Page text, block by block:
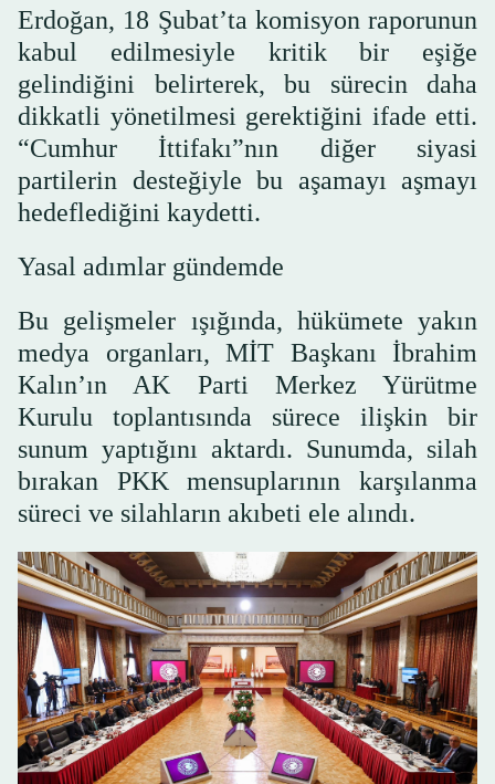
Erdoğan, 18 Şubat’ta komisyon raporunun
kabul edilmesiyle kritik bir eşiğe
gelindiğini belirterek, bu sürecin daha
dikkatli yönetilmesi gerektiğini ifade etti.
“Cumhur İttifakı”nın diğer siyasi
partilerin desteğiyle bu aşamayı aşmayı
hedeflediğini kaydetti.
Yasal adımlar gündemde
Bu gelişmeler ışığında, hükümete yakın
medya organları, MİT Başkanı İbrahim
Kalın’ın AK Parti Merkez Yürütme
Kurulu toplantısında sürece ilişkin bir
sunum yaptığını aktardı. Sunumda, silah
bırakan PKK mensuplarının karşılanma
süreci ve silahların akıbeti ele alındı.